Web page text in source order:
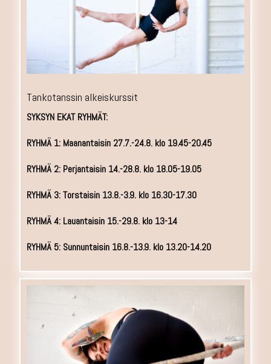
Tankotanssin alkeiskurssit
SYKSYN EKAT RYHMÄT:
RYHMÄ 1: Maanantaisin 27.7.-24.8. klo 19.45-20.45
RYHMÄ 2: Perjantaisin 14.-28.8. klo 18.05-19.05
RYHMÄ 3: Torstaisin 13.8.-3.9. klo 16.30-17.30
RYHMÄ 4: Lauantaisin 15.-29.8. klo 13-14
RYHMÄ 5: Sunnuntaisin 16.8.-13.9. klo 13.20-14.20